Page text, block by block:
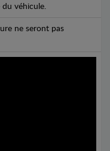
véhicule.
ne seront pas